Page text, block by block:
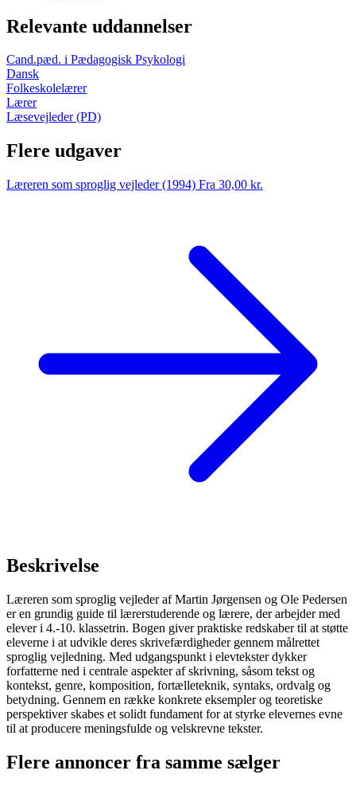
Relevante uddannelser
Cand.pæd. i Pædagogisk Psykologi
Dansk
Folkeskolelærer
Lærer
Læsevejleder (PD)
Flere udgaver
Læreren som sproglig vejleder (1994) Fra 30,00 kr.
Beskrivelse
Læreren som sproglig vejleder af Martin Jørgensen og Ole Pedersen
er en grundig guide til lærerstuderende og lærere, der arbejder med
elever i 4.-10. klassetrin. Bogen giver praktiske redskaber til at støtte
eleverne i at udvikle deres skrivefærdigheder gennem målrettet
sproglig vejledning. Med udgangspunkt i elevtekster dykker
forfatterne ned i centrale aspekter af skrivning, såsom tekst og
kontekst, genre, komposition, fortælleteknik, syntaks, ordvalg og
betydning. Gennem en række konkrete eksempler og teoretiske
perspektiver skabes et solidt fundament for at styrke elevernes evne
til at producere meningsfulde og velskrevne tekster.
Flere annoncer fra samme sælger